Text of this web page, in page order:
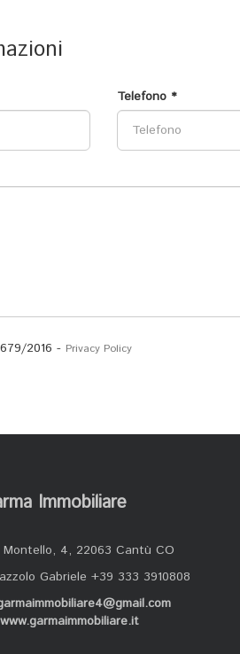
Telefono *
2016 - Privacy Policy
Immobiliare
Montello, 4, 22063 Cantù CO
Gabriele +39 333 3910808
www.garmaimmobiliare.it